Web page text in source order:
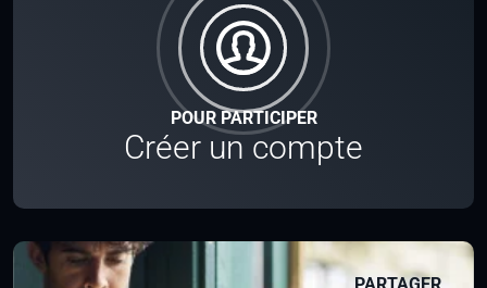
POUR PARTICIPER
Créer un compte